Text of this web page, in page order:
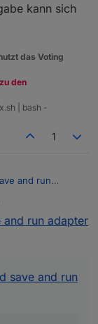
if00-port0
möglich sein,
kann sich
das Voting
den
| bash -
1
and run
and run adapter
save and run